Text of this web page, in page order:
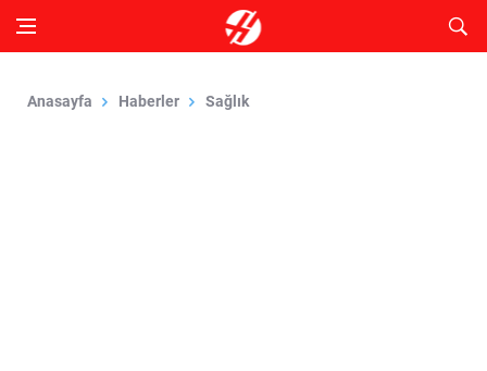
Anasayfa Haberler Sağlık